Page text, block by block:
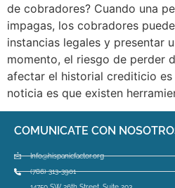
de cobradores? Cuando una
impagas, los cobradores
instancias legales y presentar
momento, el riesgo de perder
afectar el historial crediticio es
noticia es que existen
COMUNICATE CON
Info@hispanicfactor.org
(786) 313-3901